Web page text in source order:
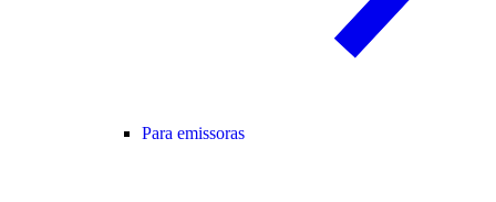
Para emissoras